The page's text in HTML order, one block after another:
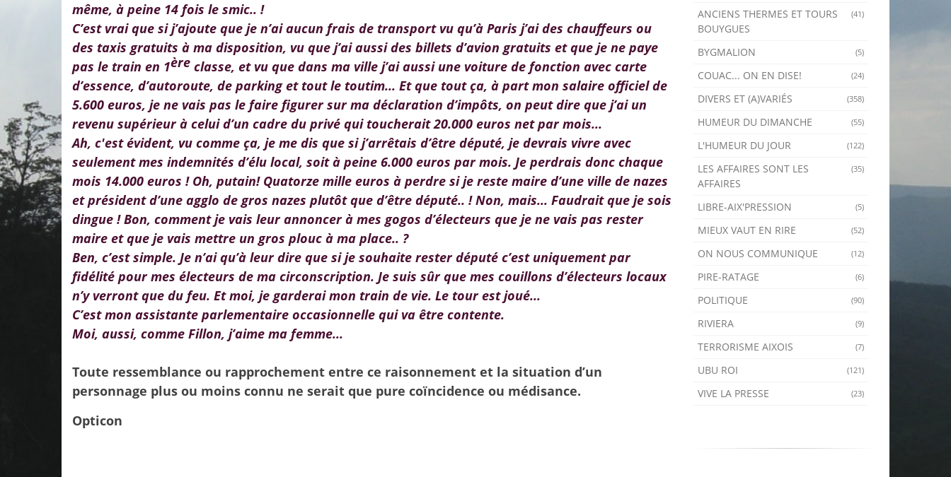
même, à peine 14 fois le smic.. !
C’est vrai que si j’ajoute que je n’ai aucun frais de transport vu qu’à Paris j’ai des chauffeurs ou
des taxis gratuits à ma disposition, vu que j’ai aussi des billets d’avion gratuits et que je ne paye
pas le train en 1ère classe, et vu que dans ma ville j’ai aussi une voiture de fonction avec carte
d’essence, d’autoroute, de parking et tout le toutim... Et que tout ça, à part mon salaire officiel de
5.600 euros, je ne vais pas le faire figurer sur ma déclaration d’impôts, on peut dire que j’ai un
revenu supérieur à celui d’un cadre du privé qui toucherait 20.000 euros net par mois...
Ah, c'est évident, vu comme ça, je me dis que si j’arrêtais d’être député, je devrais vivre avec
seulement mes indemnités d’élu local, soit à peine 6.000 euros par mois. Je perdrais donc chaque
mois 14.000 euros ! Oh, putain! Quatorze mille euros à perdre si je reste maire d’une ville de nazes
et président d’une agglo de gros nazes plutôtque d’être député.. ! Non, mais... Faudrait que je sois
dingue ! Bon, comment je vais leur annoncer à mes gogos d’électeurs que je ne vais pas rester
maire et que je vais mettre un gros plouc à ma place.. ?
Ben, c’est simple. Je n’ai qu’à leur dire que si je souhaite rester député c’est uniquement par
fidélité pour mes électeurs de ma circonscription. Je suis sûr que mes couillons d’électeurs locaux
n’y verront que du feu. Et moi, je garderai mon train de vie. Le tour est joué...
C’est mon assistante parlementaire occasionnelle qui va être contente.
Moi, aussi, comme Fillon, j’aime ma femme...
Toute ressemblance ou rapprochement entre ce raisonnement et la situation d’un
personnage plus ou moins connu ne serait que pure coïncidence ou médisance.
Opticon
(41)
ANCIENS THERMES ET TOURS
BOUYGUES
(5)
BYGMALION
(24)
COUAC... ON EN DISE!
(358)
DIVERS ET (A)VARIÉS
(55)
HUMEUR DU DIMANCHE
(122)
L'HUMEUR DU JOUR
(35)
LES AFFAIRES SONT LES
AFFAIRES
(5)
LIBRE-AIX'PRESSION
(52)
MIEUX VAUT EN RIRE
(12)
ON NOUS COMMUNIQUE
(6)
PIRE-RATAGE
(90)
POLITIQUE
(9)
RIVIERA
(7)
TERRORISME AIXOIS
(121)
UBU ROI
(23)
VIVE LA PRESSE